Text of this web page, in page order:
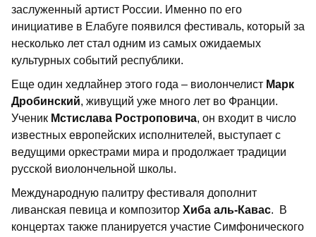
заслуженный артист России. Именно по его
инициативе в Елабуге появился фестиваль, который за
несколько лет стал одним из самых ожидаемых
культурных событий республики.
Еще один хедлайнер этого года – виолончелист Марк
Дробинский, живущий уже много лет во Франции.
Ученик Мстислава Ростроповича, он входит в число
известных европейских исполнителей, выступает с
ведущими оркестрами мира и продолжает традиции
русской виолончельной школы.
Международную палитру фестиваля дополнит
ливанская певица и композитор Хиба аль-Кавас. В
концертах также планируется участие Симфонического